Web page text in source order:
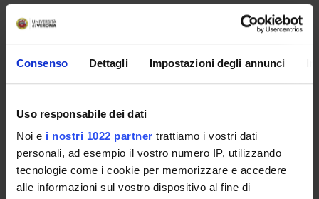
Consenso Dettagli Impostazioni degli annunci
Uso responsabile dei dati
Noi e i nostri 1022 partner trattiamo i vostri dati
personali, ad esempio il vostro numero IP, utilizzando
tecnologie come i cookie per memorizzare e accedere
alle informazioni sul vostro dispositivo al fine di
To allow students to learn practical skills in a protected
environment. They should learn how to sample food matrices
for chemical and microbiological analysis.
Prerequisites and basic notions
Regulation (EU) 2017/625;
Decreto Legislativo n. 27 del 2 febbraio 2021 (Legislative
Decree no. 27 of 2 February 2021).
Program